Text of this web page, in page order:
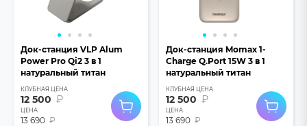
Док-станция VLP Alum
Power Pro Qi2 3 в 1
натуральный титан
КЛУБНАЯ ЦЕНА
12 500 ₽
ЦЕНА
13 690 ₽
Док-станция Momax 1-
Charge Q.Port 15W 3 в 1
натуральный титан
КЛУБНАЯ ЦЕНА
12 500 ₽
ЦЕНА
13 690 ₽